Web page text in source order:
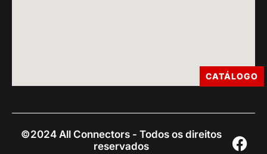
©2024 All Connectors - Todos os direitos
reservados
CATÁLOGO